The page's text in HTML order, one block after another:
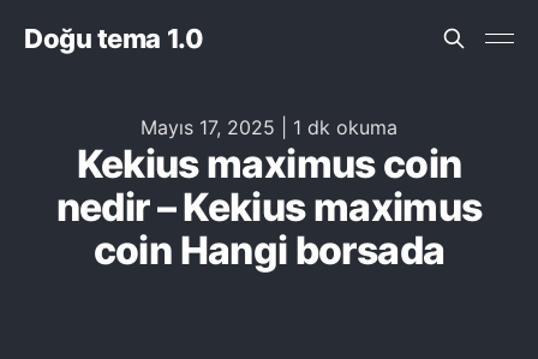
Doğu tema 1.0
Mayıs 17, 2025 1 dk okuma
Kekius maximus coin
nedir – Kekius maximus
coin Hangi borsada